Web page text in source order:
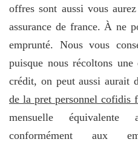
offres sont aussi vous
assurance de france. À ne
emprunté. Nous vous
puisque nous récoltons
crédit, on peut aussi aurait
de la pret personnel cofidis
mensuelle
conformément aux